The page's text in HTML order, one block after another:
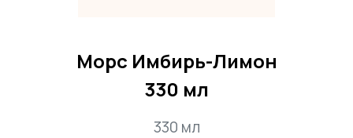
Морс Имбирь-Лимон
330 мл
330 мл